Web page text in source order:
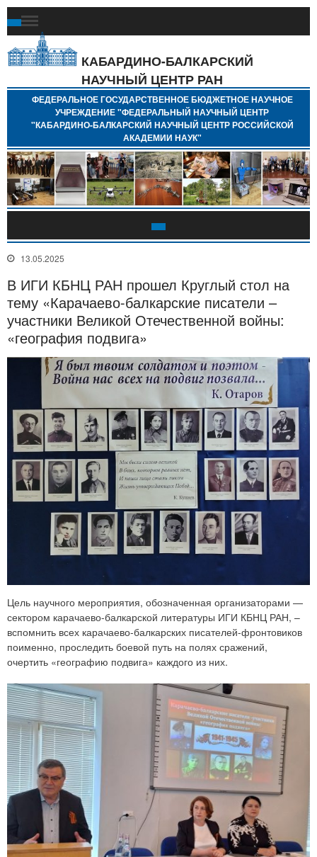
КАБАРДИНО-БАЛКАРСКИЙ
НАУЧНЫЙ ЦЕНТР РАН
ФЕДЕРАЛЬНОЕ ГОСУДАРСТВЕННОЕ БЮДЖЕТНОЕ НАУЧНОЕ
УЧРЕЖДЕНИЕ "ФЕДЕРАЛЬНЫЙ НАУЧНЫЙ ЦЕНТР
"КАБАРДИНО-БАЛКАРСКИЙ НАУЧНЫЙ ЦЕНТР РОССИЙСКОЙ
АКАДЕМИИ НАУК"
13.05.2025
В ИГИ КБНЦ РАН прошел Круглый стол на
тему «Карачаево-балкарские писатели –
участники Великой Отечественной войны:
«география подвига»
Цель научного мероприятия, обозначенная организаторами —
сектором карачаево-балкарской литературы ИГИ КБНЦ РАН, –
вспомнить всех карачаево-балкарских писателей-фронтовиков
поименно, проследить боевой путь на полях сражений,
очертить «географию подвига» каждого из них.